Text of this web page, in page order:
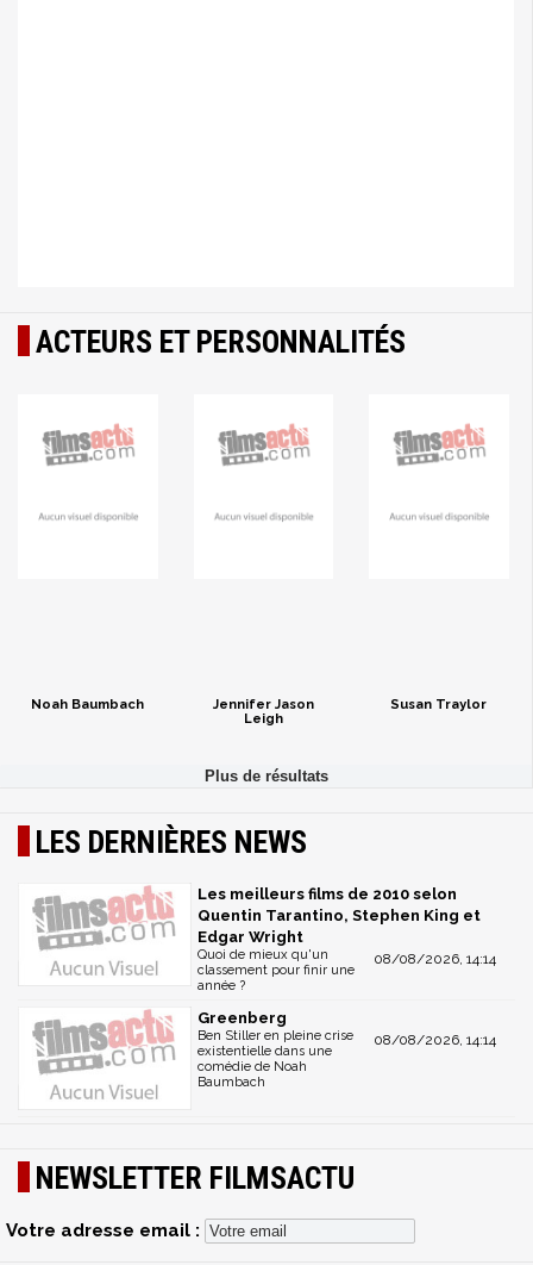
ACTEURS ET PERSONNALITÉS
Noah Baumbach
Jennifer Jason
Leigh
Susan Traylor
LES DERNIÈRES NEWS
Les meilleurs films de 2010 selon
Quentin Tarantino, Stephen King et
Edgar Wright
08/08/2026, 14:14
Quoi de mieux qu'un
classement pour finir une
année ?
Greenberg
08/08/2026, 14:14
Ben Stiller en pleine crise
existentielle dans une
comédie de Noah
Baumbach
NEWSLETTER FILMSACTU
Votre adresse email :